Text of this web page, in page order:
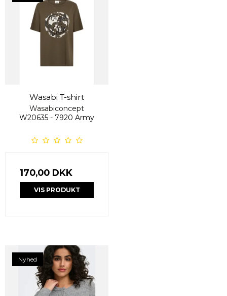
Wasabi T-shirt
Wasabiconcept
W20635 - 7920 Army
170,00 DKK
VIS PRODUKT
Nyhed